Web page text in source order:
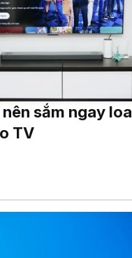
sắm ngay loa
TV